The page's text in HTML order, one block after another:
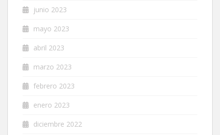
junio 2023
mayo 2023
abril 2023
marzo 2023
febrero 2023
enero 2023
diciembre 2022